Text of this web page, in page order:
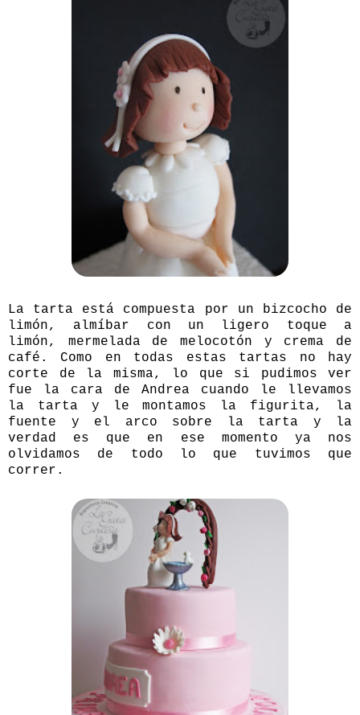
La tarta está compuesta por un bizcocho de
limón, almíbar con un ligero toque a
limón, mermelada de melocotón y crema de
café. Como en todas estas tartas no hay
corte de la misma, lo que si pudimos ver
fue la cara de Andrea cuando le llevamos
la tarta y le montamos la figurita, la
fuente y el arco sobre la tarta y la
verdad es que en ese momento ya nos
olvidamos de todo lo que tuvimos que
correr.